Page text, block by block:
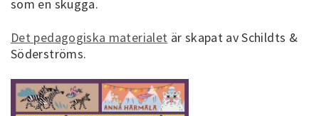
som en skugga.
Det pedagogiska materialet är skapat av Schildts &
Söderströms.